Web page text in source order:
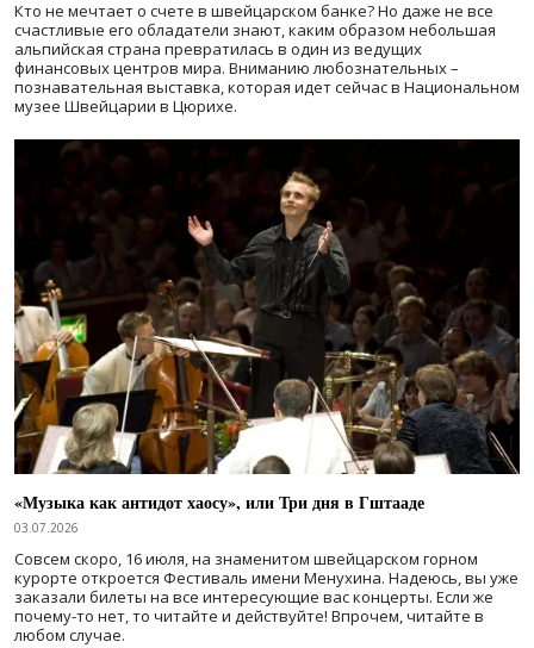
Кто не мечтает о счете в швейцарском банке? Но даже не все
счастливые его обладатели знают, каким образом небольшая
альпийская страна превратилась в один из ведущих
финансовых центров мира. Вниманию любознательных –
познавательная выставка, которая идет сейчас в Национальном
музее Швейцарии в Цюрихе.
«Музыка как антидот хаосу», или Три дня в Гштааде
03.07.2026
Совсем скоро, 16 июля, на знаменитом швейцарском горном
курорте откроется Фестиваль имени Менухина. Надеюсь, вы уже
заказали билеты на все интересующие вас концерты. Если же
почему-то нет, то читайте и действуйте! Впрочем, читайте в
любом случае.